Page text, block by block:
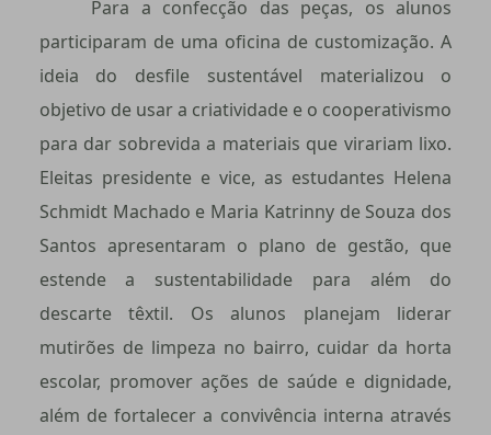
Para a confecção das peças, os alunos
participaram de uma oficina de customização. A
ideia do desfile sustentável materializou o
objetivo de usar a criatividade e o cooperativismo
para dar sobrevida a materiais que virariam lixo.
Eleitas presidente e vice, as estudantes Helena
Schmidt Machado e Maria Katrinny de Souza dos
Santos apresentaram o plano de gestão, que
estende a sustentabilidade para além do
descarte têxtil. Os alunos planejam liderar
mutirões de limpeza no bairro, cuidar da horta
escolar, promover ações de saúde e dignidade,
além de fortalecer a convivência interna através